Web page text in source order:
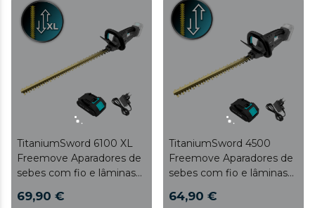
TitaniumSword 6100 XL
Freemove Aparadores de
sebes com fio e lâminas
69,90 €
TitaniumSword 4500
Freemove Aparadores de
sebes com fio e lâminas
64,90 €